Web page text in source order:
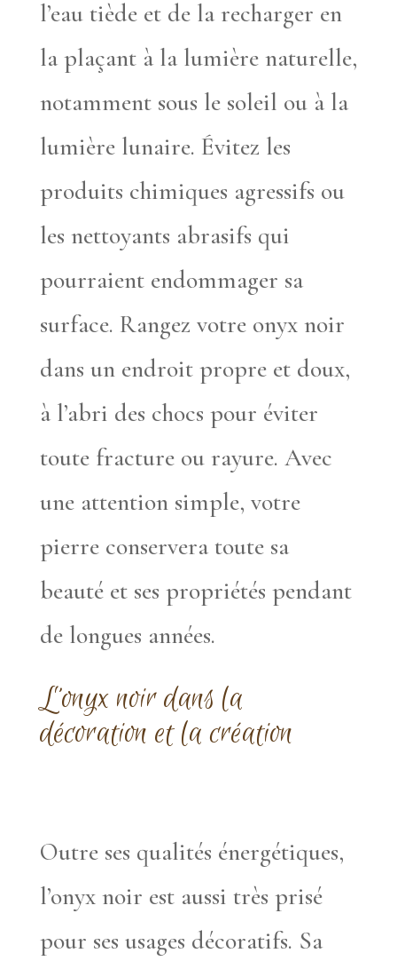
l’eau tiède et de la recharger en
la plaçant à la lumière naturelle,
notamment sous le soleil ou à la
lumière lunaire. Évitez les
produits chimiques agressifs ou
les nettoyants abrasifs qui
pourraient endommager sa
surface. Rangez votre onyx noir
dans un endroit propre et doux,
à l’abri des chocs pour éviter
toute fracture ou rayure. Avec
une attention simple, votre
pierre conservera toute sa
beauté et ses propriétés pendant
de longues années.
L’onyx noir dans la
décoration et la création
Outre ses qualités énergétiques,
l’onyx noir est aussi très prisé
pour ses usages décoratifs. Sa